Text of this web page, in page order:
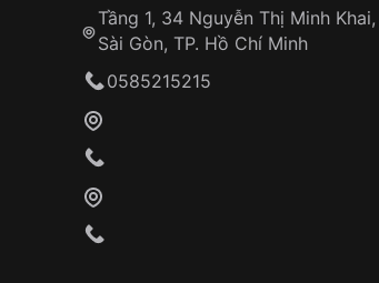
Tầng 1, 34 Nguyễn Thị Minh
Sài Gòn, TP. Hồ Chí Minh
0585215215